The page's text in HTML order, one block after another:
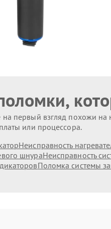
первый взгляд похожи на
или процессора.
Неисправность
шнураНеисправность
Поломка системы